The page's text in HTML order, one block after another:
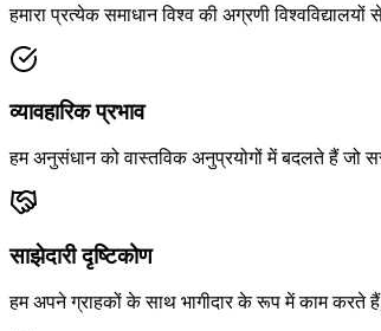
हमारा प्रत्येक समाधान विश्व की अग्रणी
व्यावहारिक प्रभाव
हम अनुसंधान को वास्तविक अनुप्रयोगों में बदलते हैं जो
साझेदारी दृष्टिकोण
हम अपने ग्राहकों के साथ भागीदार के रूप में काम